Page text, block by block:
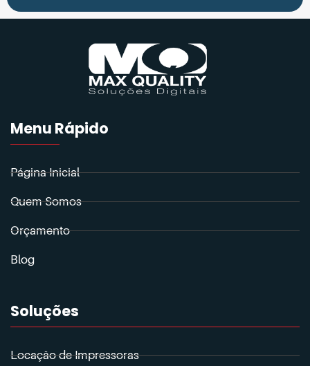
Menu Rápido
Página Inicial
Quem Somos
Orçamento
Blog
Soluções
Locação de Impressoras